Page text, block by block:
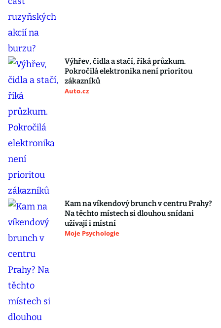
Výhřev, čidla a stačí, říká průzkum.
Pokročilá elektronika není prioritou
zákazníků
Auto.cz
Kam na víkendový brunch v centru Prahy?
Na těchto místech si dlouhou snídani
užívají i místní
Moje Psychologie